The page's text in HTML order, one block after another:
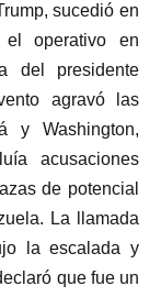
sucedió en
operativo en
del presidente
agravó las
y Washington,
acusaciones
de potencial
La llamada
la escalada y
que fue un